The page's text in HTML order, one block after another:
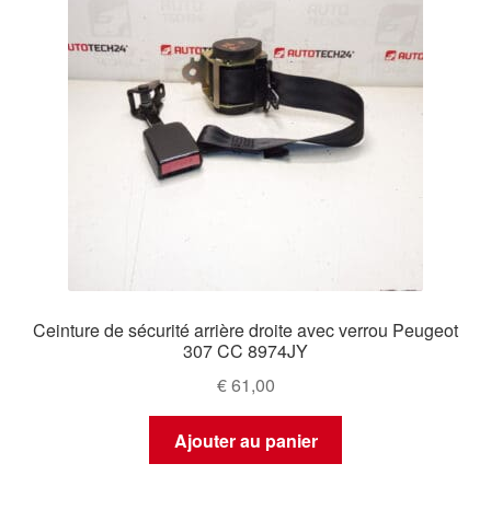
Ceinture de sécurité arrière droite avec verrou Peugeot
307 CC 8974JY
€61,00
Ajouter au panier